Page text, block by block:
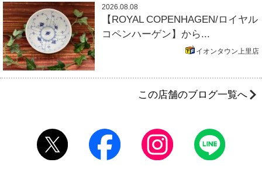
2026.08.08
【ROYAL COPENHAGEN/ロイヤル
コペンハーゲン】から...
イオンタウン上里店
この店舗のブログ一覧へ